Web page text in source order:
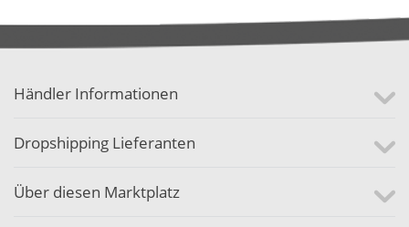
Händler Informationen
Dropshipping Lieferanten
Über diesen Marktplatz